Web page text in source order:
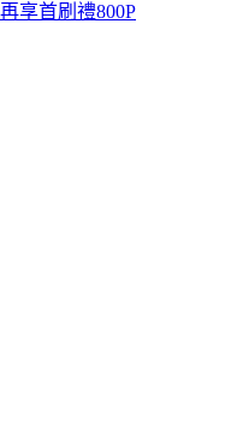
享首刷禮800P